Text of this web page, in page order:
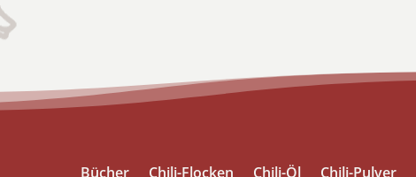
Bücher Chili-Flocken Chili-Öl Chili-Pulver